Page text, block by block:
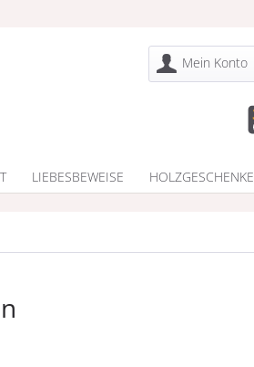
Mein Konto
LIEBESBEWEISE HOLZGESCHENKE